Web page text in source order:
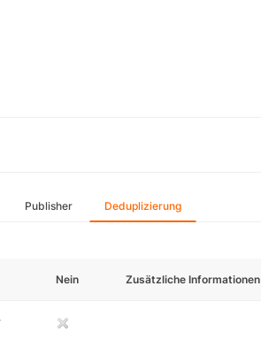
Publisher Deduplizierung
Nein Zusätzliche Informationen